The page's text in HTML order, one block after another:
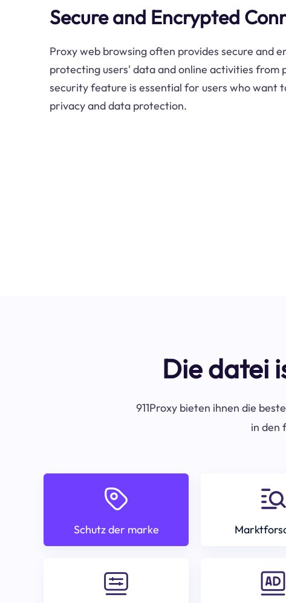
Secure and Encrypted
Proxy web browsing often provides secure and
protecting users' data and online activities from
security feature is essential for users who want
privacy and data protection.
Die datei
911Proxy bieten ihnen die
in den
Schutz der marke